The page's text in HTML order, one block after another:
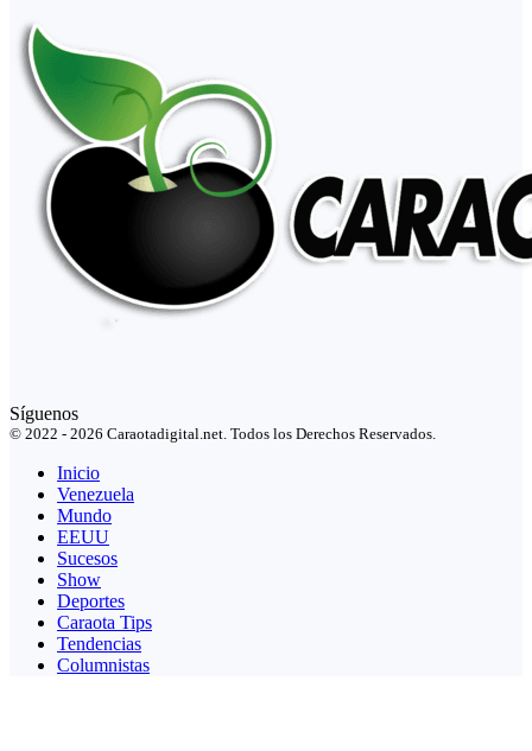
Síguenos
© 2022 - 2026 Caraotadigital.net. Todos los Derechos Reservados.
Inicio
Venezuela
Mundo
EEUU
Sucesos
Show
Deportes
Caraota Tips
Tendencias
Columnistas